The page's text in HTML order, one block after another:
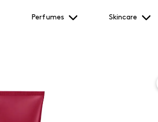
Perfumes Skincare